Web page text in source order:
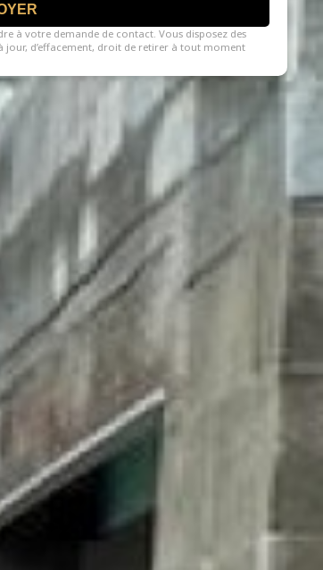
à votre demande de contact. Vous disposez des
jour, d’effacement, droit de retirer à tout moment